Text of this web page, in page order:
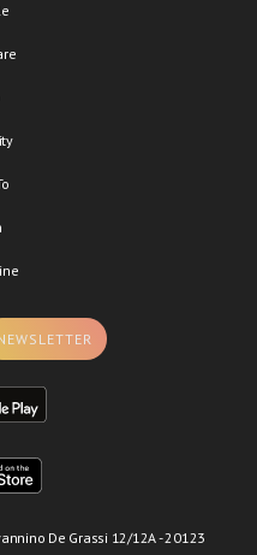
De Grassi 12/12A - 20123